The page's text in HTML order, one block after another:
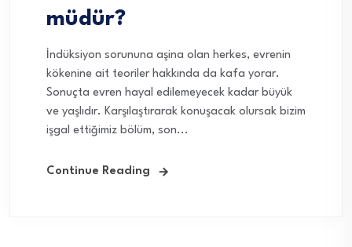
müdür?
İndüksiyon sorununa aşina olan herkes, evrenin
kökenine ait teoriler hakkında da kafa yorar.
Sonuçta evren hayal edilemeyecek kadar büyük
ve yaşlıdır. Karşılaştırarak konuşacak olursak bizim
işgal ettiğimiz bölüm, son...
Continue Reading